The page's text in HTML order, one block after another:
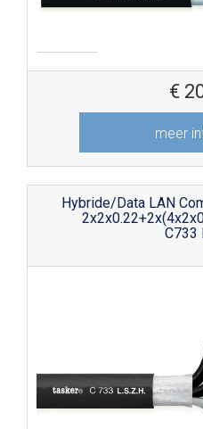
€
meer
Hybride/Data LAN
C733